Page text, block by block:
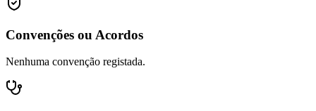
Convenções ou Acordos
Nenhuma convenção registada.